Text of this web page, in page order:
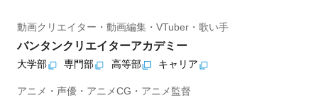
動画クリエイター・動画編集・VTuber・歌い手
バンタンクリエイターアカデミー
大学部 専門部 高等部 キャリア
アニメ・声優・アニメCG・アニメ監督